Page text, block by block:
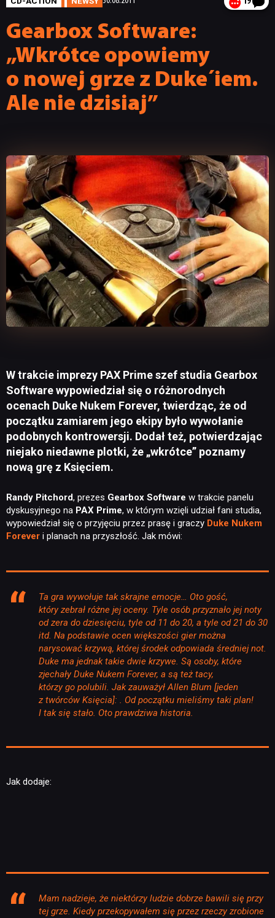
Gearbox Software:
„Wkrótce opowiemy
o nowej grze z Duke´iem.
Ale nie dzisiaj”
W trakcie imprezy PAX Prime szef studia Gearbox
Software wypowiedział się o różnorodnych
ocenach Duke Nukem Forever, twierdząc, że od
początku zamiarem jego ekipy było wywołanie
podobnych kontrowersji. Dodał też, potwierdzając
niejako niedawne plotki, że „wkrótce” poznamy
nową grę z Księciem.
Randy Pitchord, prezes Gearbox Software w trakcie panelu
dyskusyjnego na PAX Prime, w którym wzięli udział fani studia,
wypowiedział się o przyjęciu przez prasę i graczy Duke Nukem
Forever i planach na przyszłość. Jak mówi:
Ta gra wywołuje tak skrajne emocje… Oto gość,
który zebrał różne jej oceny. Tyle osób przyznało jej noty
od zera do dziesięciu, tyle od 11 do 20, a tyle od 21 do 30
itd. Na podstawie ocen większości gier można
narysować krzywą, której środek odpowiada średniej not.
Duke ma jednak takie dwie krzywe. Są osoby, które
zjechały Duke Nukem Forever, a są też tacy,
którzy go polubili. Jak zauważył Allen Blum [jeden
z twórców Księcia]: . Od początku mieliśmy taki plan!
I tak się stało. Oto prawdziwa historia.
Jak dodaje:
Mam nadzieje, że niektórzy ludzie dobrze bawili się przy
tej grze. Kiedy przekopywałem się przez rzeczy zrobione